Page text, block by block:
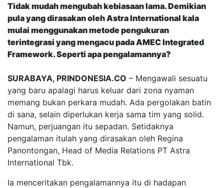
Tidak mudahmengubah kebiasaan lama. Demikian
pula yang dirasakan oleh Astra International kala
mulai menggunakan metode pengukuran
terintegrasi yang mengacu pada AMEC Integrated
Framework. Seperti apa pengalamannya?
SURABAYA, PRINDONESIA.CO – Mengawali sesuatu
yang baru apalagi harus keluar dari zona nyaman
memang bukan perkara mudah. Ada pergolakan batin
di sana, selain diperlukan kerja sama tim yang solid.
Namun, perjuangan itu sepadan. Setidaknya
pengalaman itulah yang dirasakan oleh Regina
Panontongan, Head of Media Relations PT Astra
International Tbk.
Ia menceritakan pengalamannya itu di hadapan